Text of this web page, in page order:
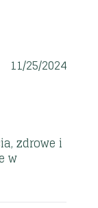
11/25/2024
zdrowe i
w